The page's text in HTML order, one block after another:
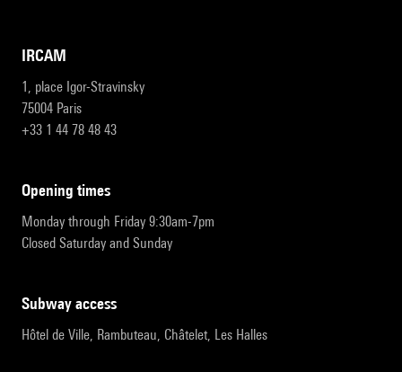
IRCAM
1, place Igor-Stravinsky
75004 Paris
+33 1 44 78 48 43
opening times
Monday through Friday 9:30am-7pm
Closed Saturday and Sunday
subway access
Hôtel de Ville, Rambuteau, Châtelet, Les Halles